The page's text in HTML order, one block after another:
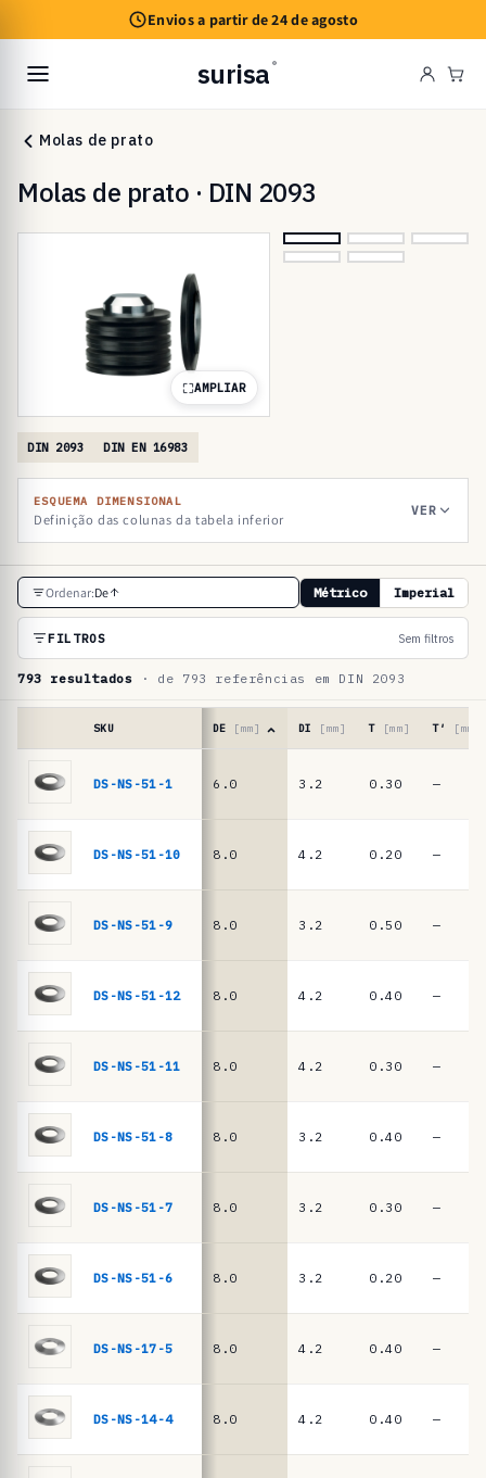
conteúdo
Envios a partir de 24 de agosto
surisa ®
Molas de prato
Molas de prato · DIN 2093
AMPLIAR
DIN 2093 DIN EN 16983
ESQUEMA DIMENSIONAL
Definição das colunas da tabela inferior
VER
T
a
e
l
f
ê
c
s
p
a
Ordenar:De Métrico Imperial
FILTROS Sem filtros
793 resultados · de 793 referências em DIN 2093
molas
prato
2093
DIN
16983
SKU DE [mm] DI [mm] T [mm] T′ [mm]
DS-NS-51-1 6.0 3.2 0.30 —
DS-NS-51-10 8.0 4.2 0.20 —
DS-NS-51-9 8.0 3.2 0.50 —
DS-NS-51-12 8.0 4.2 0.40 —
DS-NS-51-11 8.0 4.2 0.30 —
DS-NS-51-8 8.0 3.2 0.40 —
DS-NS-51-7 8.0 3.2 0.30 —
DS-NS-51-6 8.0 3.2 0.20 —
DS-NS-17-5 8.0 4.2 0.40 —
DS-NS-14-4 8.0 4.2 0.40 —